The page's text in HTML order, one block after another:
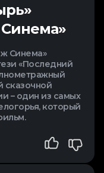
Синема»
«Последний
сказочной
– один из самых
который